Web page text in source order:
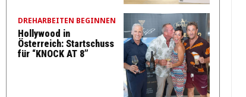
DREHARBEITEN BEGINNEN
Hollywood in
Österreich: Startschuss
für “KNOCK AT 8”